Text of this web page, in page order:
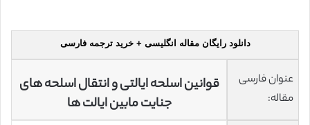
دانلود رایگان مقاله انگلیسی + خرید ترجمه فارسی
عنوان فارسی
مقاله:
قوانین اسلحه ایالتی و انتقال اسلحه های
جنایت مابین ایالت ها